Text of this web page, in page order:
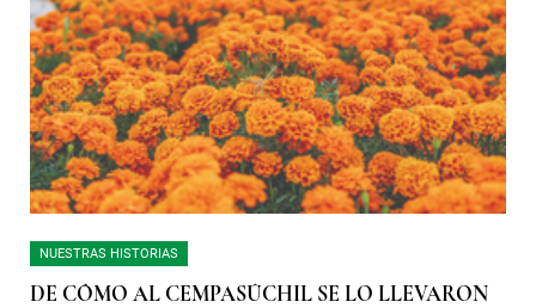
NUESTRAS HISTORIAS
DE CÓMO AL CEMPASÚCHIL SE LO LLEVARON